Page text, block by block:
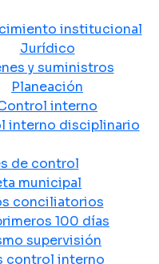
institucional
Jurídico
y suministros
Planeación
interno
interno disciplinario
de control
municipal
conciliatorios
100 días
supervisión
control interno